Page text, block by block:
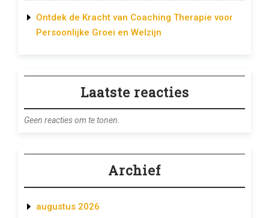
Ontdek de Kracht van Coaching Therapie voor
Persoonlijke Groei en Welzijn
Laatste reacties
Geen reacties om te tonen.
Archief
augustus 2026